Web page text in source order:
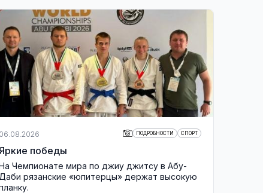
06.08.2026 ПОДРОБНОСТИ СПОРТ
победы
Чемпионате мира по джиу джитсу в Абу-
Даби рязанские «юпитерцы» держат высокую